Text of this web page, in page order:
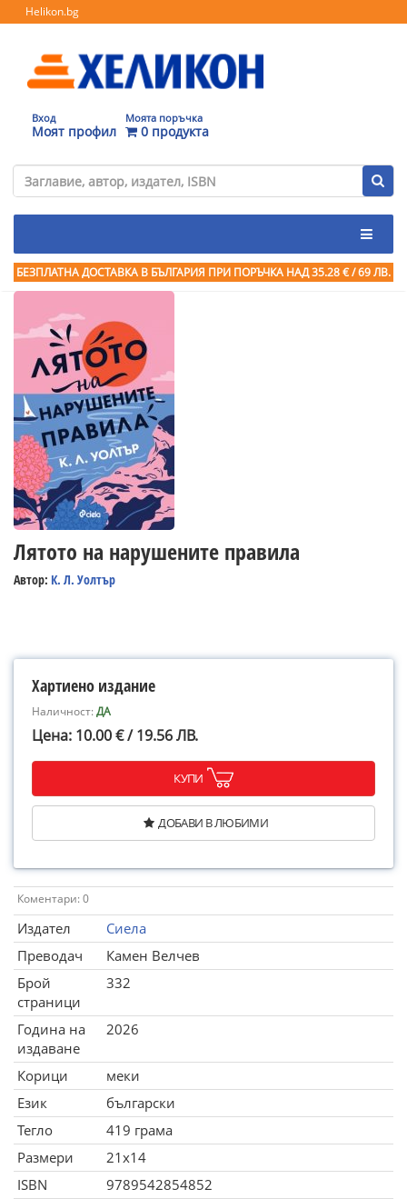
Helikon.bg
Вход
Моят профил
Моята поръчка
0 продукта
БЕЗПЛАТНА ДОСТАВКА В БЪЛГАРИЯ ПРИ ПОРЪЧКА НАД 35.28 € / 69 ЛВ.
Лятото на нарушените правила
Автор: К. Л. Уолтър
Хартиено издание
Наличност:ДА
Цена: 10.00 € / 19.56 ЛВ.
КУПИ
ДОБАВИ В ЛЮБИМИ
Коментари: 0
Издател
Сиела
Преводач
Камен Велчев
Брой
страници
332
Година на
издаване
2026
Корици
меки
Език
български
Тегло
419 грама
Размери
21x14
ISBN
9789542854852